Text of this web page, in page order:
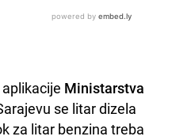
Ministarstva
se litar dizela
za litar benzina treba